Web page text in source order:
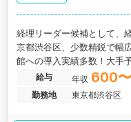
経理リーダー候補として、
京都渋谷区、少数精鋭で幅
館への導入実績多数！大手
イトを一元管理できるシス
給与 年収 600
勤務地
東京都渋谷区